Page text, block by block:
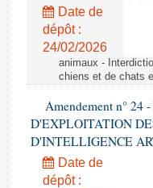
Date de
dépôt :
24/02/2026
animaux -
chiens et de chats
Amendement n°
D'EXPLOITATION
D'INTELLIGENCE
Date de
dépôt :